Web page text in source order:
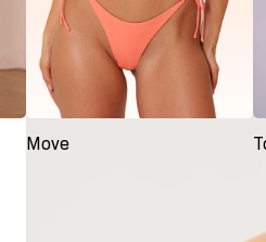
Move